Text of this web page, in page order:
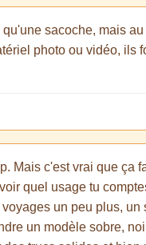
sacoche, mais
photo ou vidéo, ils
Mais c'est vrai que ça
quel usage tu
un peu plus,
un modèle sobre,